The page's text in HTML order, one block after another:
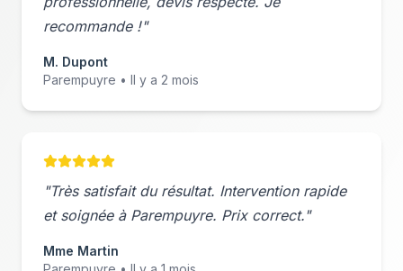
recommande !"
M. Dupont
Parempuyre • Il y a 2 mois
"Très satisfait du résultat. Intervention rapide
et soignée à Parempuyre. Prix correct."
Mme Martin